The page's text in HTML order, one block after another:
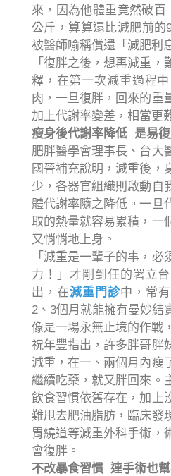
來，因為他體重竟然破百
公斤，算算還比減肥前的
被醫師喻稱償還「減肥利
「復胖之後，想再減重
釋，在第一次減重過程
肉，一旦復胖，回來的重
加上代謝率變差，相當更
瘦身後代謝率降低 是易復
肥胖醫學會理事長、台大
國晉補充說明，減重後，
少，各器官組織則啟動自
體代謝率隨之降低。一旦
取的熱量就容易累積，一
又悄悄地上身。
「減重是一輩子的事，
力！」才剛到任的署立
出，在減重門診中，常
2、3個月就能擁有曼妙結
像是一場永無止境的作戰
祝年豐指出，許多胖哥胖
減重，在一、兩個月內瘦
繼續吃藥，就又胖回來。
飲食習慣依舊存在，加上
難甩去肥油脂肪，臨床發
胃繞道等減重外科手術，
會復胖。
不改暴食習慣 連手術也